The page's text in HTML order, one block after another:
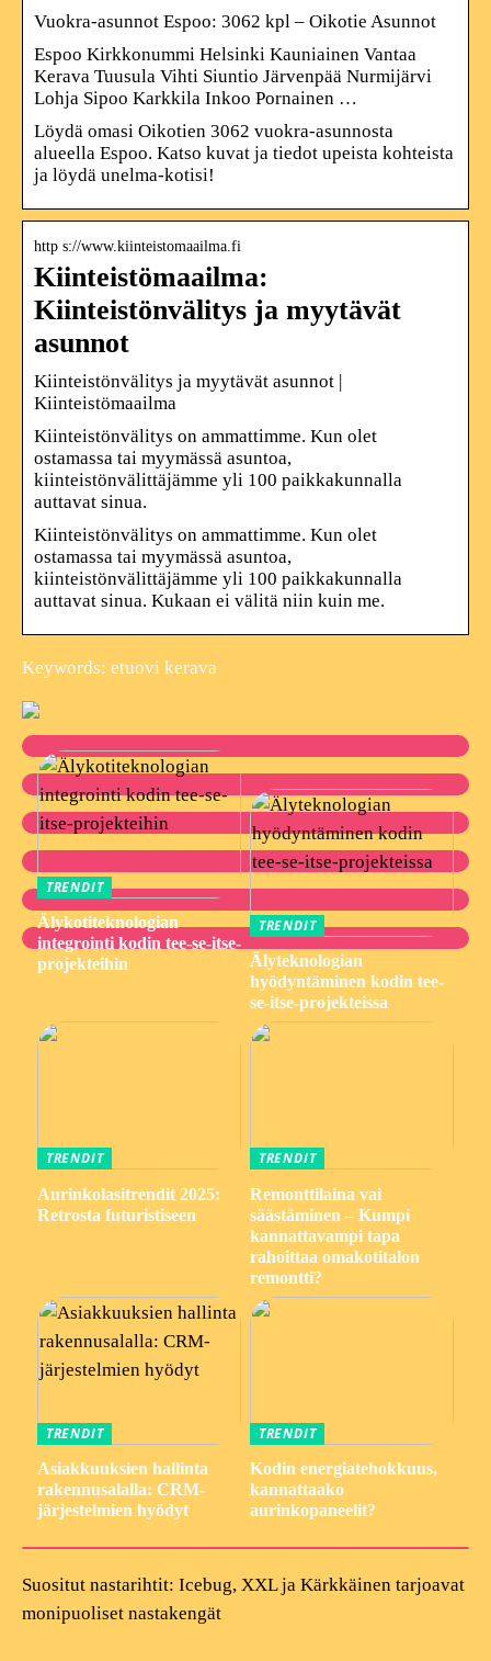
Vuokra-asunnot Espoo: 3062 kpl – Oikotie Asunnot
Espoo Kirkkonummi Helsinki Kauniainen Vantaa
Kerava Tuusula Vihti Siuntio Järvenpää Nurmijärvi
Lohja Sipoo Karkkila Inkoo Pornainen …
Löydä omasi Oikotien 3062 vuokra-asunnosta
alueella Espoo. Katso kuvat ja tiedot upeista kohteista
ja löydä unelma-kotisi!
http s://www.kiinteistomaailma.fi
Kiinteistömaailma:
Kiinteistönvälitys ja myytävät
asunnot
Kiinteistönvälitys ja myytävät asunnot |
Kiinteistömaailma
Kiinteistönvälitys on ammattimme. Kun olet
ostamassa tai myymässä asuntoa,
kiinteistönvälittäjämme yli 100 paikkakunnalla
auttavat sinua.
Kiinteistönvälitys on ammattimme. Kun olet
ostamassa tai myymässä asuntoa,
kiinteistönvälittäjämme yli 100 paikkakunnalla
auttavat sinua. Kukaan ei välitä niin kuin me.
Keywords: etuovi kerava
TRENDIT
Älykotiteknologian
integrointi kodin tee-se-itse-
projekteihin
TRENDIT
Älyteknologian
hyödyntäminen kodin tee-
se-itse-projekteissa
TRENDIT
Aurinkolasitrendit 2025:
Retrosta futuristiseen
TRENDIT
Remonttilaina vai
säästäminen – Kumpi
kannattavampi tapa
rahoittaa omakotitalon
remontti?
TRENDIT
Asiakkuuksien hallinta
rakennusalalla: CRM-
järjestelmien hyödyt
TRENDIT
Kodin energiatehokkuus,
kannattaako
aurinkopaneelit?
Suositut nastarihtit: Icebug, XXL ja Kärkkäinen tarjoavat
monipuoliset nastakengät